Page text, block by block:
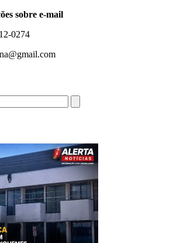
sobre e-mail
0274